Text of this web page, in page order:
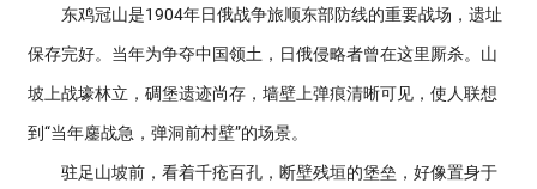
东鸡冠山是1904年日俄战争旅顺东部防线的重要战场，遗址
保存完好。当年为争夺中国领土，日俄侵略者曾在这里厮杀。山
坡上战壕林立，碉堡遗迹尚存，墙壁上弹痕清晰可见，使人联想
到“当年鏖战急，弹洞前村壁”的场景。
驻足山坡前，看着千疮百孔，断壁残垣的堡垒，好像置身于